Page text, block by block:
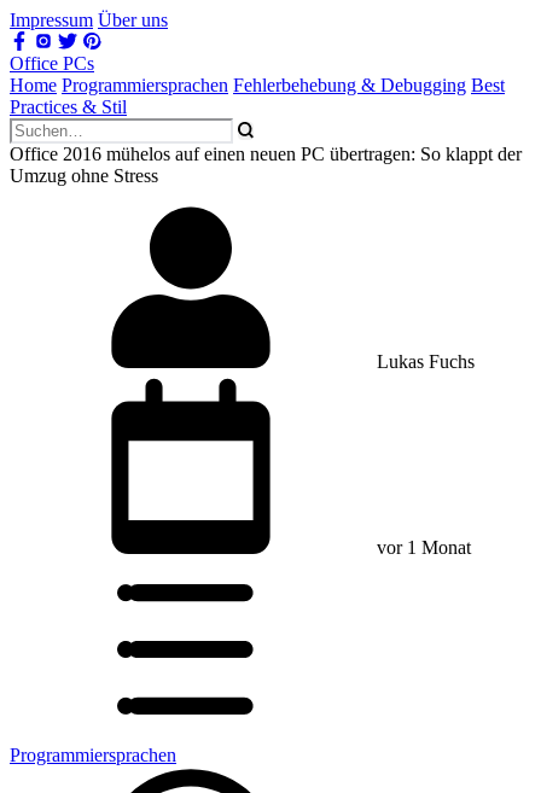
Impressum Über uns
Office PCs
Home Programmiersprachen Fehlerbehebung & Debugging Best
Practices & Stil
Office 2016 mühelos auf einen neuen PC übertragen: So klappt der
Umzug ohne Stress
Lukas Fuchs
vor 1 Monat
Programmiersprachen